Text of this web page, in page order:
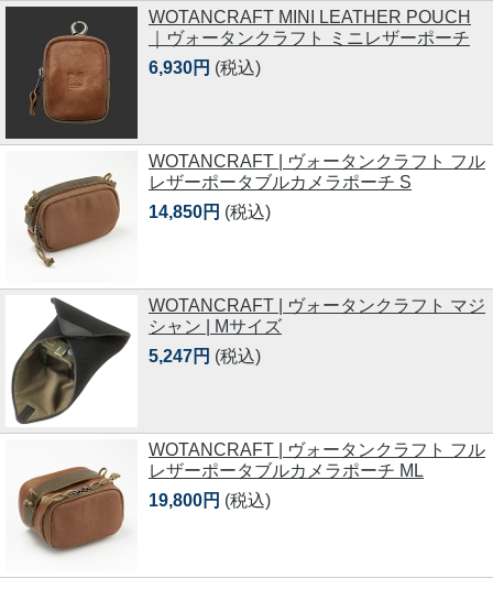
WOTANCRAFT MINI LEATHER POUCH
｜ヴォータンクラフト ミニレザーポーチ
6,930円 (税込)
WOTANCRAFT | ヴォータンクラフト フル
レザーポータブルカメラポーチ S
14,850円 (税込)
WOTANCRAFT | ヴォータンクラフト マジ
シャン | Mサイズ
5,247円 (税込)
WOTANCRAFT | ヴォータンクラフト フル
レザーポータブルカメラポーチ ML
19,800円 (税込)